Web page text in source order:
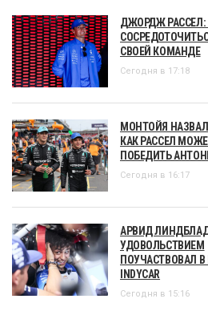
ДЖОРДЖ
СВОЕЙ КОМАНДЕ
Сегодня в 17:18
МОНТОЙЯ
КАК РАССЕЛ
ПОБЕДИТЬ
Сегодня в 16:17
АРВИД
УДОВОЛЬСТВИЕМ
ПОУЧАСТВОВАЛ В
INDYCAR
Сегодня в 15:16